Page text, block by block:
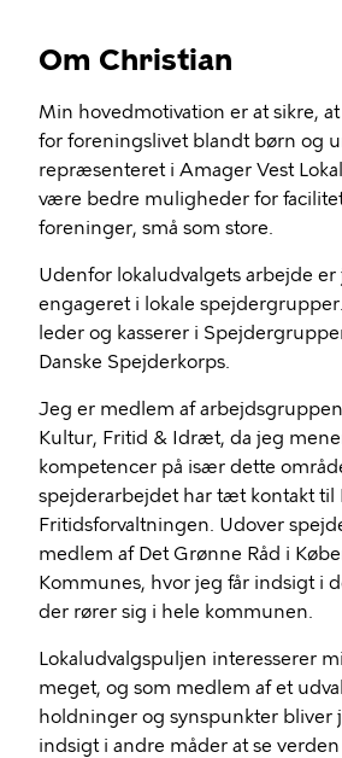
Om Christian
Min hovedmotivation er at sikre,
for foreningslivet blandt børn og
repræsenteret i Amager Vest
være bedre muligheder for
foreninger, små som store.
Udenfor lokaludvalgets arbejde
engageret i lokale
leder og kasserer i
Danske Spejderkorps.
Jeg er medlem af
Kultur, Fritid & Idræt, da jeg
kompetencer på især dette
spejderarbejdet har tæt kontakt til
Fritidsforvaltningen. Udover
medlem af Det Grønne Råd i
Kommunes, hvor jeg får indsigt i
der rører sig i hele kommunen.
Lokaludvalgspuljen interesserer
meget, og som medlem af et
holdninger og synspunkter bliver
indsigt i andre måder at se verden